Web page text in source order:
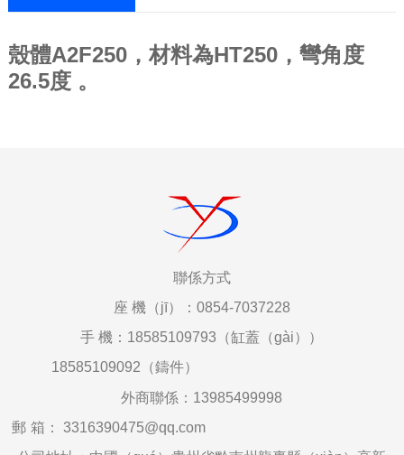
殼體A2F250，材料為HT250，彎角度
26.5度 。
聯係方式
座 機（jī）：0854-7037228
手機：18585109793（缸蓋（gài））
18585109092（鑄件）
外商聯係： 13985499998
郵 箱 ：3316390475@qq.com